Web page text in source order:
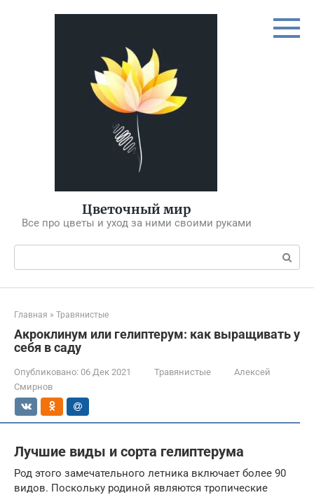
Цветочный мир
Все про цветы и уход за ними своими руками
Поиск:
Главная » Травянистые
Акроклинум или гелиптерум: как выращивать у
себя в саду
Опубликовано: 06 Дек 2021 Травянистые
Алексей
Смирнов
Лучшие виды и сорта гелиптерума
Род этого замечательного летника включает более 90
видов. Поскольку родиной являются тропические